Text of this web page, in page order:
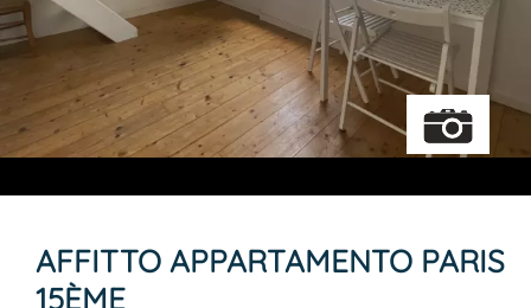
AFFITTO APPARTAMENTO PARIS
15ÈME